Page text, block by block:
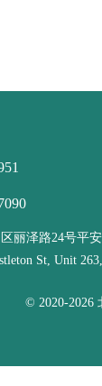
丽泽路24号平
St, Unit
© 2020-